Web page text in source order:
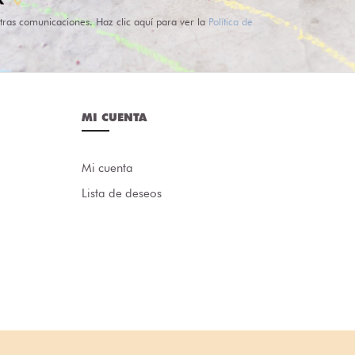
comunicaciones. Haz clic aquí para ver la Política de
MI CUENTA
Mi cuenta
Lista de deseos